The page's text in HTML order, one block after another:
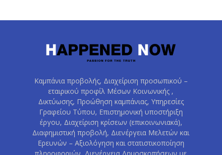
Καμπάνια προβολής, Διαχείριση προσωπικού –
εταιρικού προφίλ Μέσων Κοινωνικής ,
Δικτύωσης, Προώθηση καμπάνιας, Υπηρεσίες
Γραφείου Τύπου, Επιστημονική υποστήριξη
έργου, Διαχείριση κρίσεων (επικοινωνιακά),
Διαφημιστική προβολή, Διενέργεια Μελετών και
Ερευνών – Αξιολόγηση και στατιστικοποίηση
πληροφοριών, Διενέργεια Δημοσκοπήσεων με